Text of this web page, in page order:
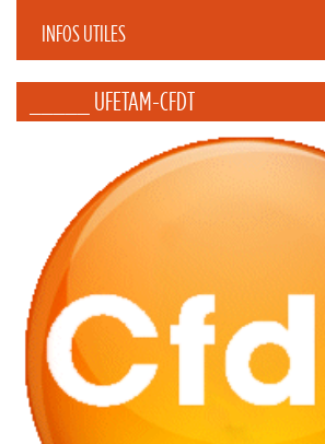
INFOS UTILES
_____ UFETAM-CFDT